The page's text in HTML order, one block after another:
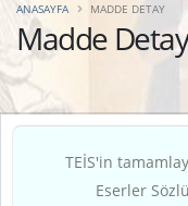
Madde Detay
ANASAYFA MADDE DETAY
TEİS'in
Eserler